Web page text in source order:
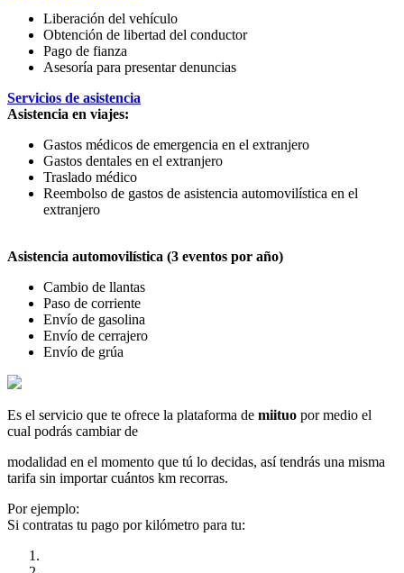
Liberación del vehículo
Obtención de libertad del conductor
Pago de fianza
Asesoría para presentar denuncias
Servicios de asistencia
Asistencia en viajes:
Gastos médicos de emergencia en el extranjero
Gastos dentales en el extranjero
Traslado médico
Reembolso de gastos de asistencia automovilística en el
extranjero
Asistencia automovilística (3 eventos por año)
Cambio de llantas
Paso de corriente
Envío de gasolina
Envío de cerrajero
Envío de grúa
Es el servicio que te ofrece la plataforma de miituo por medio el
cual podrás cambiar de
modalidad en el momento que tú lo decidas, así tendrás una misma
tarifa sin importar cuántos km recorras.
Por ejemplo:
Si contratas tu pago por kilómetro para tu: